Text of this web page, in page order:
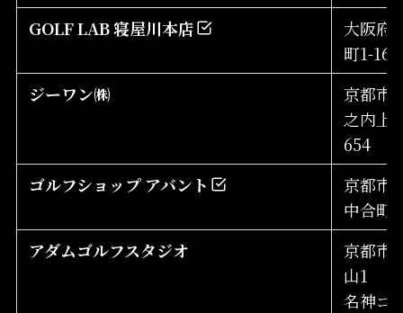
GOLF LAB 寝屋川本店
大阪府
町1-16
ジーワン㈱
京都市
之内上
654
ゴルフショップ アバント
京都市
中合町
アダムゴルフスタジオ
京都市
山1
名神ゴ